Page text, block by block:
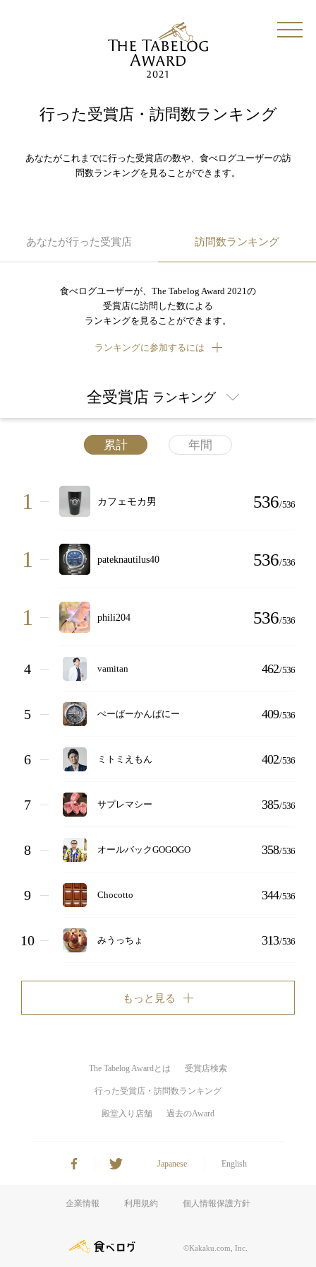
行った受賞店・訪問数ランキング
あなたがこれまでに行った受賞店の数や、食べログユーザーの訪
問数ランキングを見ることができます。
あなたが行った受賞店 訪問数ランキング
食べログユーザーが、The Tabelog Award 2021の
受賞店に訪問した数による
ランキングを見ることができます。
ランキングに参加するには
全受賞店 ランキング
累計 年間
1 カフェモカ男 536/536
1 pateknautilus40 536/536
1 phili204 536/536
4 vamitan 462/536
5 ぺーぱーかんぱにー 409/536
6 ミトミえもん 402/536
7 サプレマシー 385/536
8 オールバックGOGOGO 358/536
9 Chocotto 344/536
10 みうっちょ 313/536
もっと見る
The Tabelog Awardとは 受賞店検索
行った受賞店・訪問数ランキング
殿堂入り店舗 過去のAward
Japanese English
企業情報 利用規約 個人情報保護方針
©Kakaku.com, Inc.